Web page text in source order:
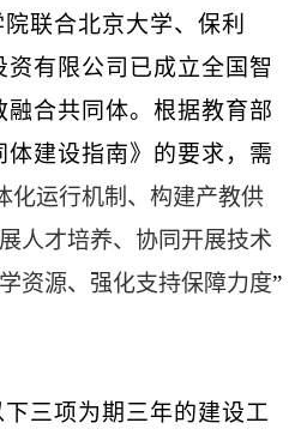
联合北京大学、保利
资有限公司已成立全国智
合共同体。根据教育部
体建设指南》的要求，需
化运行机制、构建产教供
人才培养、协同开展技术
资源、强化支持保障力度”
三项为期三年的建设工